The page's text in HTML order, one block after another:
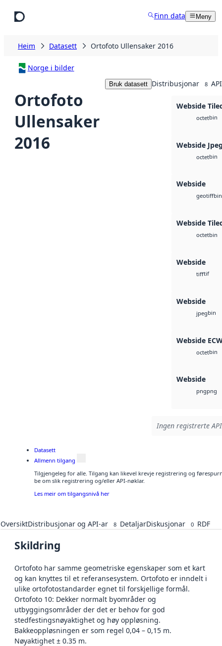
Finn data Meny
Heim Datasett Ortofoto Ullensaker 2016
Norge i bilder
Ortofoto
Ullensaker
2016
Bruk datasett Distribusjonar 8
Webside
octetbin
Webside
octetbin
Webside
geotiffbin
Webside
octetbin
Webside
tifftif
Webside
jpegbin
Webside
octetbin
Webside
pngpng
Ingen registrerte
Datasett
Allmenn tilgang
Tilgjengeleg for alle. Tilgang kan likevel krevje registrering og
be om slik registrering og/eller API-nøklar.
Les meir om tilgangsnivå her
OversiktDistribusjonar og API-ar 8 DetaljarDiskusjonar 0 RDF
Skildring
Ortofoto har samme geometriske egenskaper som et kart
og kan knyttes til et referansesystem. Ortofoto er inndelt i
ulike ortofotostandarder egnet til forskjellige formål.
Ortofoto 10: Dekker normalt byområder og
utbyggingsområder der det er behov for god
stedfestingsnøyaktighet og høy oppløsning.
Bakkeoppløsningen er som regel 0,04 – 0,15 m.
Nøyaktighet ± 0.35 m.